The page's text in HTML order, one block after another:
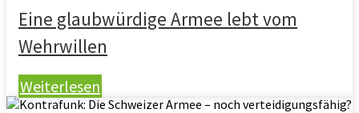
Eine glaubwürdige Armee lebt vom
Wehrwillen
Weiterlesen